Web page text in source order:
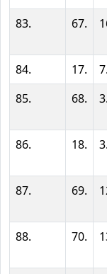
83.
67.
84. 17. 7.
85.
68. 3.
86. 18. 3.
87. 69.
88. 70.